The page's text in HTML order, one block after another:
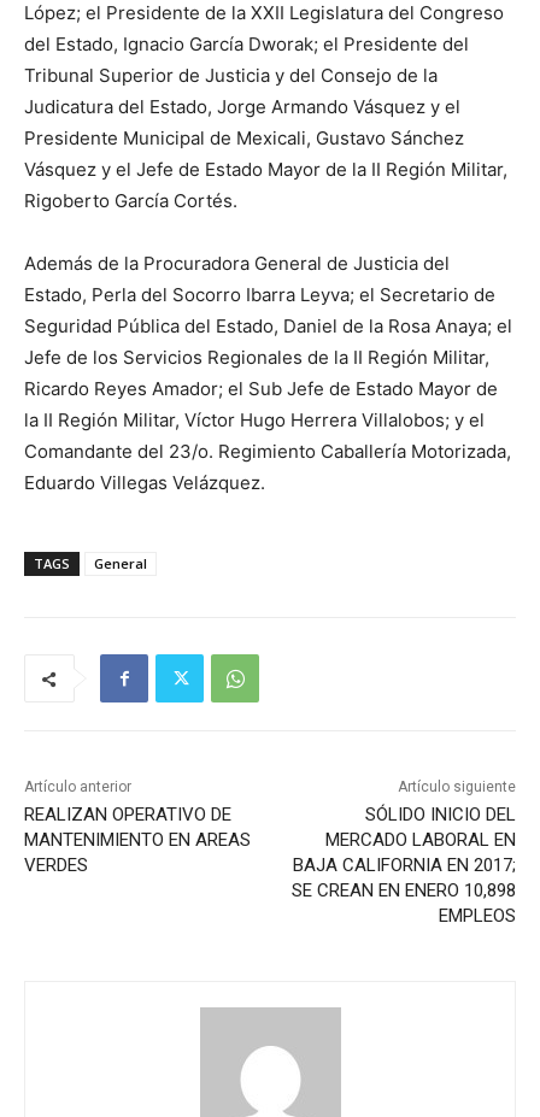
López; el Presidente de la XXII Legislatura del Congreso
del Estado, Ignacio García Dworak; el Presidente del
Tribunal Superior de Justicia y del Consejo de la
Judicatura del Estado, Jorge Armando Vásquez y el
Presidente Municipal de Mexicali, Gustavo Sánchez
Vásquez y el Jefe de Estado Mayor de la II Región Militar,
Rigoberto García Cortés.
Además de la Procuradora General de Justicia del
Estado, Perla del Socorro Ibarra Leyva; el Secretario de
Seguridad Pública del Estado, Daniel de la Rosa Anaya; el
Jefe de los Servicios Regionales de la II Región Militar,
Ricardo Reyes Amador; el Sub Jefe de Estado Mayor de
la II Región Militar, Víctor Hugo Herrera Villalobos; y el
Comandante del 23/o. Regimiento Caballería Motorizada,
Eduardo Villegas Velázquez.
TAGS General
Artículo anterior
REALIZAN OPERATIVO DE
MANTENIMIENTO EN AREAS
VERDES
Artículo siguiente
SÓLIDO INICIO DEL
MERCADO LABORAL EN
BAJA CALIFORNIA EN 2017;
SE CREAN EN ENERO 10,898
EMPLEOS